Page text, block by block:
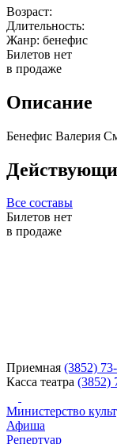
Возраст:
Длительность:
Жанр: бенефис
Билетов нет
в продаже
Описание
Бенефис Валерия
Все составы
Билетов нет
в продаже
Приемная (3852)
Касса театра (3852)
Министерство
Афиша
Репертуар